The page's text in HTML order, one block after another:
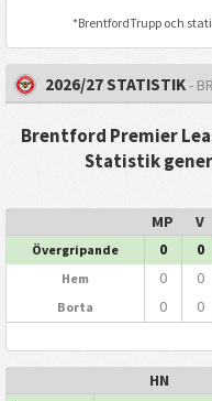
*BrentfordTrupp och
2026/27 STATISTIK-
Brentford Premier
Statistik
MP V
Övergripande 0 0
Hem 0 0
Borta 0 0
HN